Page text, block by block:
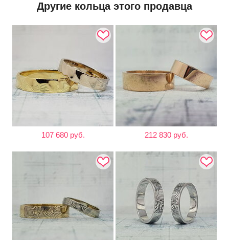
Другие кольца этого продавца
107 680 руб. 212 830 руб.